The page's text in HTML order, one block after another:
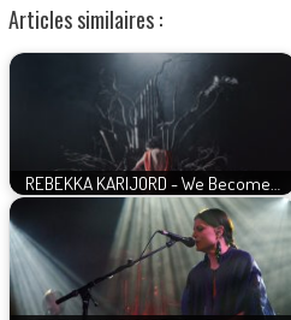
Articles similaires :
REBEKKA KARIJORD - We Become…